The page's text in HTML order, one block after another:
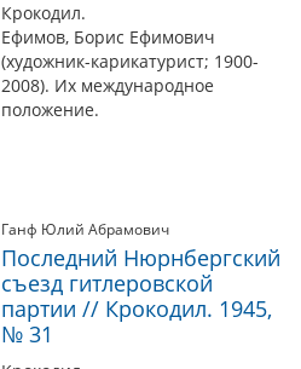
Крокодил.
Ефимов, Борис Ефимович
(художник-карикатурист; 1900-
2008). Их международное
положение.
Ганф Юлий Абрамович
Последний Нюрнбергский
съезд гитлеровской
партии // Крокодил. 1945,
№ 31